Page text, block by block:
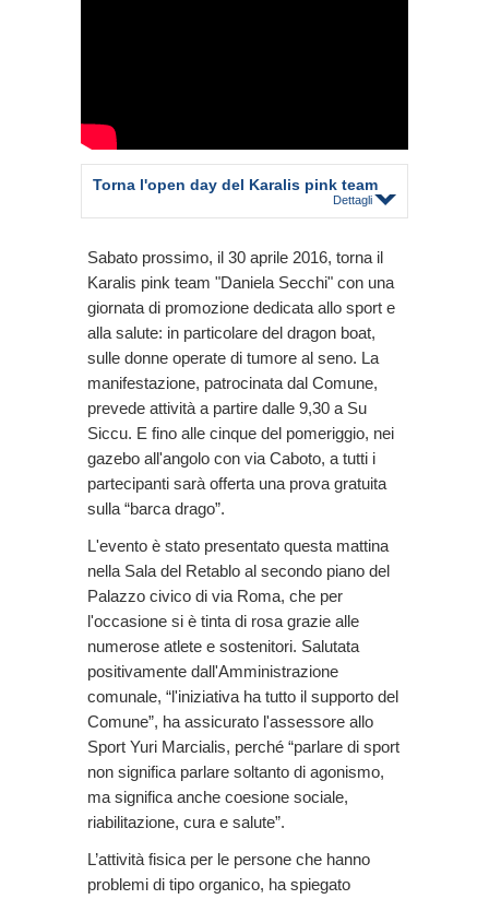
Torna l'open day del Karalis pink team
Dettagli
Sabato prossimo, il 30 aprile 2016, torna il
Karalis pink team "Daniela Secchi" con una
giornata di promozione dedicata allo sport e
alla salute: in particolare del dragon boat,
sulle donne operate di tumore al seno. La
manifestazione, patrocinata dal Comune,
prevede attività a partire dalle 9,30 a Su
Siccu. E fino alle cinque del pomeriggio, nei
gazebo all'angolo con via Caboto, a tutti i
partecipanti sarà offerta una prova gratuita
sulla “barca drago”.
L'evento è stato presentato questa mattina
nella Sala del Retablo al secondo piano del
Palazzo civico di via Roma, che per
l'occasione si è tinta di rosa grazie alle
numerose atlete e sostenitori. Salutata
positivamente dall'Amministrazione
comunale, “l'iniziativa ha tutto il supporto del
Comune”, ha assicurato l'assessore allo
Sport Yuri Marcialis, perché “parlare di sport
non significa parlare soltanto di agonismo,
ma significa anche coesione sociale,
riabilitazione, cura e salute”.
L’attività fisica per le persone che hanno
problemi di tipo organico, ha spiegato